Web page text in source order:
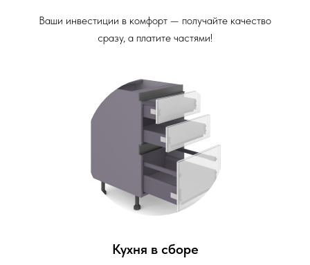
Ваши инвестиции в комфорт — получайте качество
сразу, а платите частями!
Кухня в сборе